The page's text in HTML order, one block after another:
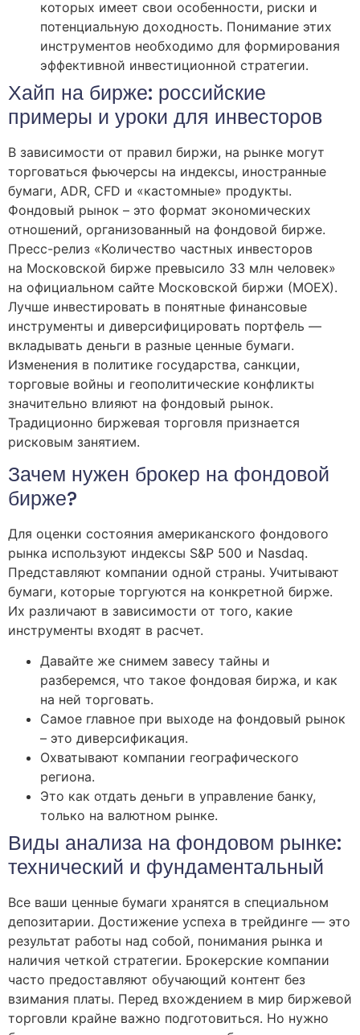
которых имеет свои особенности, риски и
потенциальную доходность․ Понимание этих
инструментов необходимо для формирования
эффективной инвестиционной стратегии․
Хайп на бирже: российские
примеры и уроки для инвесторов
В зависимости от правил биржи, на рынке могут
торговаться фьючерсы на индексы, иностранные
бумаги, ADR, CFD и «кастомные» продукты.
Фондовый рынок – это формат экономических
отношений, организованный на фондовой бирже.
Пресс-релиз «Количество частных инвесторов
на Московской бирже превысило 33 млн человек»
на официальном сайте Московской биржи (МОЕХ).
Лучше инвестировать в понятные финансовые
инструменты и диверсифицировать портфель —
вкладывать деньги в разные ценные бумаги.
Изменения в политике государства, санкции,
торговые войны и геополитические конфликты
значительно влияют на фондовый рынок.
Традиционно биржевая торговля признается
рисковым занятием.
Зачем нужен брокер на фондовой
бирже?
Для оценки состояния американского фондового
рынка используют индексы S&P 500 и Nasdaq.
Представляют компании одной страны. Учитывают
бумаги, которые торгуются на конкретной бирже.
Их различают в зависимости от того, какие
инструменты входят в расчет.
Давайте же снимем завесу тайны и
разберемся, что такое фондовая биржа, и как
на ней торговать.
Самое главное при выходе на фондовый рынок
– это диверсификация.
Охватывают компании географического
региона.
Это как отдать деньги в управление банку,
только на валютном рынке.
Виды анализа на фондовом рынке:
технический и фундаментальный
Все ваши ценные бумаги хранятся в специальном
депозитарии. Достижение успеха в трейдинге — это
результат работы над собой, понимания рынка и
наличия четкой стратегии. Брокерские компании
часто предоставляют обучающий контент без
взимания платы. Перед вхождением в мир биржевой
торговли крайне важно подготовиться. Но нужно